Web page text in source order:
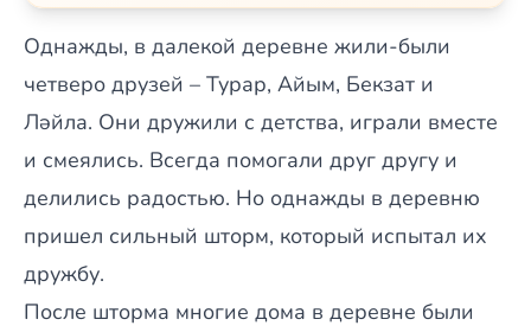
Однажды, в далекой деревне жили-были
четверо друзей – Турар, Айым, Бекзат и
Ләйла. Они дружили с детства, играли вместе
и смеялись. Всегда помогали друг другу и
делились радостью. Но однажды в деревню
пришел сильный шторм, который испытал их
дружбу.
После шторма многие дома в деревне были